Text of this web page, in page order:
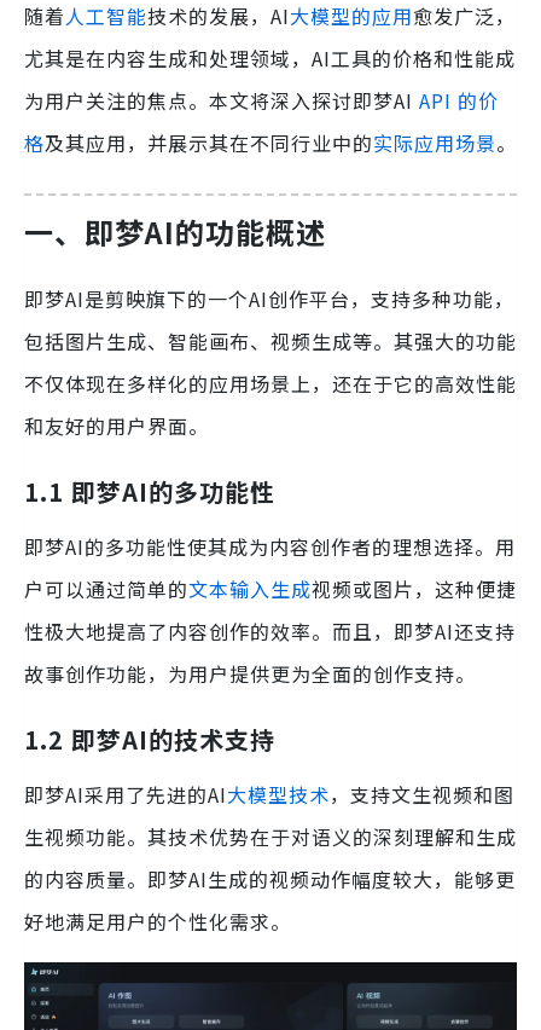
随着人工智能技术的发展，AI大模型的应用愈发广泛，
尤其是在内容生成和处理领域，AI工具的价格和性能成
为用户关注的焦点。本文将深入探讨即梦AI API 的价
格及其应用，并展示其在不同行业中的实际应用场景。
一、即梦AI的功能概述
即梦AI是剪映旗下的一个AI创作平台，支持多种功能，
包括图片生成、智能画布、视频生成等。其强大的功能
不仅体现在多样化的应用场景上，还在于它的高效性能
和友好的用户界面。
1.1 即梦AI的多功能性
即梦AI的多功能性使其成为内容创作者的理想选择。用
户可以通过简单的文本输入生成视频或图片，这种便捷
性极大地提高了内容创作的效率。而且，即梦AI还支持
故事创作功能，为用户提供更为全面的创作支持。
1.2 即梦AI的技术支持
即梦AI采用了先进的AI大模型技术，支持文生视频和图
生视频功能。其技术优势在于对语义的深刻理解和生成
的内容质量。即梦AI生成的视频动作幅度较大，能够更
好地满足用户的个性化需求。